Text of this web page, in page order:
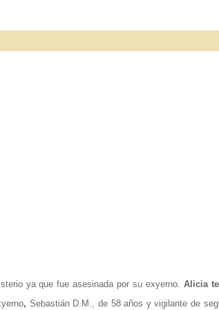
ya que fue asesinada por su exyerno. Alicia
, Sebastián D.M., de 58 años y vigilante de